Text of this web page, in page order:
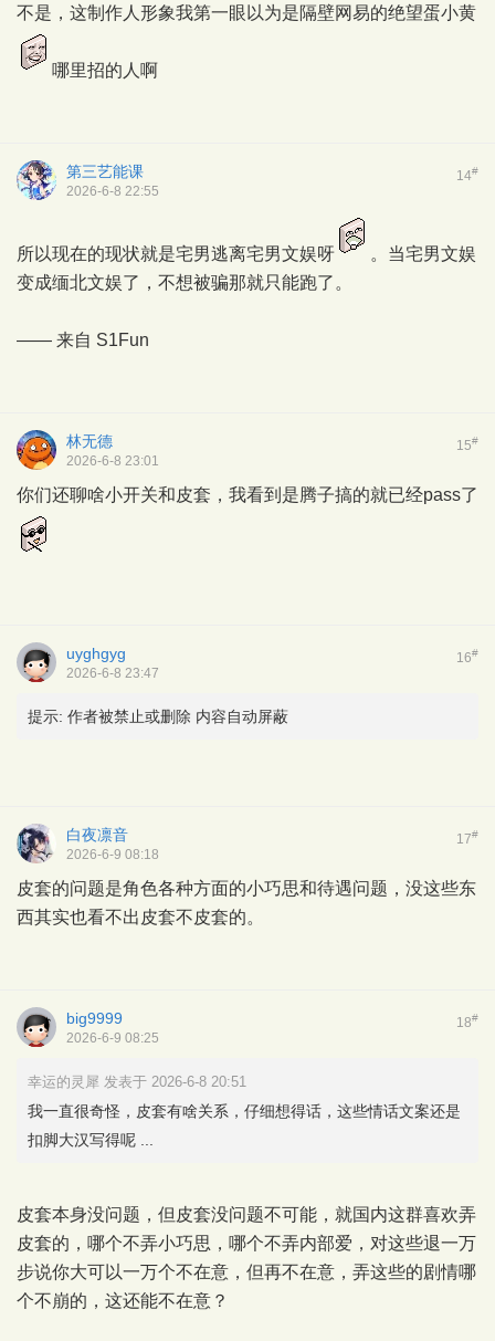
不是，这制作人形象我第一眼以为是隔壁网易的绝望蛋小黄
哪里招的人啊
14#
第三艺能课
2026-6-8 22:55
所以现在的现状就是宅男逃离宅男文娱呀
。当宅男文娱
变成缅北文娱了，不想被骗那就只能跑了。
—— 来自 S1Fun
15#
林无德
2026-6-8 23:01
你们还聊啥小开关和皮套，我看到是腾子搞的就已经pass了
16#
uyghgyg
2026-6-8 23:47
提示: 作者被禁止或删除 内容自动屏蔽
17#
白夜凛音
2026-6-9 08:18
皮套的问题是角色各种方面的小巧思和待遇问题，没这些东
西其实也看不出皮套不皮套的。
18#
big9999
2026-6-9 08:25
幸运的灵犀 发表于 2026-6-8 20:51
我一直很奇怪，皮套有啥关系，仔细想得话，这些情话文案还是
扣脚大汉写得呢 ...
皮套本身没问题，但皮套没问题不可能，就国内这群喜欢弄
皮套的，哪个不弄小巧思，哪个不弄内部爱，对这些退一万
步说你大可以一万个不在意，但再不在意，弄这些的剧情哪
个不崩的，这还能不在意？